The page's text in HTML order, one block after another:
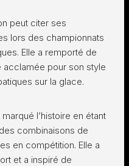
peut citer ses
lors des championnats
Elle a remporté de
acclamée pour son style
sur la glace.
l’histoire en étant
combinaisons de
en compétition. Elle a
et a inspiré de